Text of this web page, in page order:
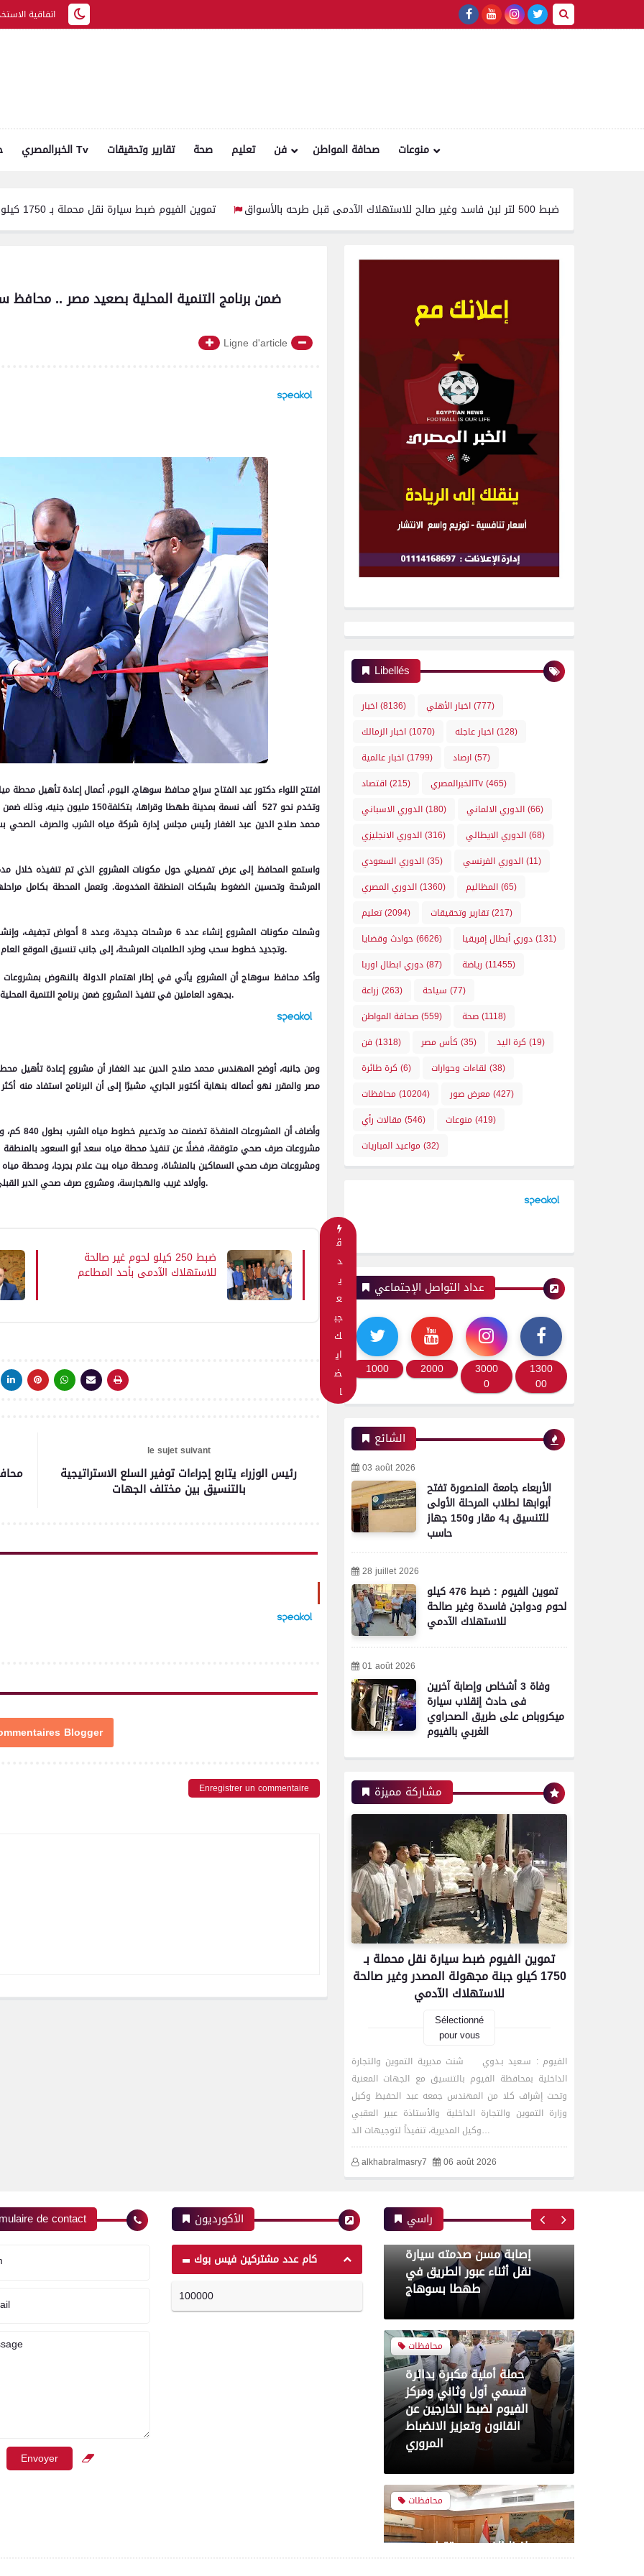
اتفاقية
الخبرالمصري Tv تقارير وتحقيقات صحة تعليم فن صحافة المواطن منوعات
تموين الفيوم ضبط سيارة نقل محملة بـ 1750 كيلو جبنة مجهولة المصدر وغير صالحة للاستهلاك تموين الفيوم ضبط 500 لتر لبن فاسد وغير صالح للاستهلاك الآدمى قبل طرحه بالأسواق
ضمن برنامج التنمية المحلية بصعيد مصر ..
Ligne d'article
وتخدم نحو 527 ألف نسمة بمدينة طهطا
محمد صلاح الدين عبد الغفار رئيس مجلس إدارة شركة مياه الشرب والصرف الصحي
وتجديد خطوط سحب وطرد الطلمبات المرشحة، إلى جانب تنسيق الموقع العام للمحطة بما يواكب الطابع الجمالي والتشغيلي للمشروعات الحديثة.
وأكد محافظ سوهاج أن المشروع يأتي في إطار اهتمام الدولة بالنهوض بمشروعات
بجهود العاملين في تنفيذ المشروع ضمن برنامج التنمية المحلية الذي أسهم في الارتقاء بالعديد من القطاعات الخدمية بالمحافظة.
ومن جانبه، أوضح المهندس محمد صلاح الدين عبد الغفار أن مشروع إعادة تأهيل
ومشروعات صرف صحي السماكين بالمنشاة، ومحطة مياه بيت علام بجرجا، ومحطة
وأولاد غريب والهجارسة، ومشروع صرف صحي الدير القبلي، إلى جانب تنفيذ 33 بئر مياه لخدمة المناطق الساخنة بالمحافظة.
ق
د
ي
ع
جب
ك
اي
ض
ا
ضبط 250 كيلو لحوم غير صالحة
للاستهلاك الآدمي بأحد المطاعم
le sujet suivant
رئيس الوزراء يتابع إجراءات توفير السلع الاستراتيجية
بالتنسيق بين مختلف الجهات
Blogger
Enregistrer un commentaire
Libellés
اخبار(8136) اخبار الأهلي(777)
اخبار الزمالك(1070) اخبار عاجله(128)
اخبار عالمية(1799) ارصاد(57)
اقتصاد(215) الخبرالمصريTv(465)
الدوري الاسباني(180) الدوري الالماني(66)
الدوري الانجليزي(316) الدوري الايطالي(68)
الدوري السعودي(35) الدوري الفرنسي(11)
الدوري المصري(1360) المظاليم(65)
تعليم(2094) تقارير وتحقيقات(217)
حوادث وقضايا(6626) دوري أبطال إفريقيا(131)
دوري ابطال اوربا(87) رياضة (11455)
زراعة (263) سياحة (77)
صحافة المواطن(559) صحة(1118)
فن (1318) كأس مصر (35) كرة اليد (19)
كرة طائرة (6) لقاءات وحوارات (38)
محافظات (10204) معرض صور (427)
مقالات رأي (546) منوعات (419)
مواعيد المباريات (32)
عداد التواصل الإجتماعي
1000 2000 3000
0
1300
00
الشائع
03 août 2026
الأربعاء جامعة المنصورة تفتح
أبوابها لطلاب المرحلة الأولى
للتنسيق بـ4 مقار و150 جهاز
حاسب
28 juillet 2026
تموين الفيوم : ضبط 476 كيلو
لحوم ودواجن فاسدة وغير صالحة
للاستهلاك الآدمي
01 août 2026
وفاة 3 أشخاص وإصابة آخرين
فى حادث إنقلاب سيارة
ميكروباص على طريق الصحراوي
الغربي بالفيوم
مشاركة مميزة
تموين الفيوم ضبط سيارة نقل محملة بـ
1750 كيلو جبنة مجهولة المصدر وغير صالحة
للاستهلاك الآدمي
Sélectionné
pour vous
الفيوم : سـعيد بـدوي شنت مديرية التموين والتجارة
الداخلية بمحافظة الفيوم بالتنسيق مع الجهات المعنية
وتحت إشراف كلا من المهندس جمعه عبد الحفيظ وكيل
وزارة التموين والتجارة الداخلية والأستاذة عبير العقبي
وكيل المديرية، تنفيذاً لتوجيهات الد…
alkhabralmasry7
06 août 2026
de contact الأكورديون
كام عدد مشتركين فيس بوك
100000
راسي
محافظات
تموين الفيوم ضبط سيارة نقل
مجهولة المصدر وغير صالحة
للاستهلاك الآدمي
محافظات
تموين الفيوم ضبط 500 لتر
لبن فاسد وغير صالح
للاستهلاك الآدمى قبل طرحه
بالأسواق
محافظات
مدير أمن سوهاج يواصل
جولاته المفاجئة ويتفقد
الكنائس والأديرة
محافظات
4 كليات بجامعة المنصورة من
بين 10 على مستوى
الجمهورية تتأهل للزيارات
الميدانية بجائزة مصر للتميز
حوادث وقضايا
إصابة مسن صدمته سيارة
نقل أثناء عبور الطريق في
طهطا بسوهاج
محافظات
حملة أمنية مكبرة بدائرة
قسمي أول وثاني ومركز
الفيوم لضبط الخارجين عن
القانون وتعزيز الانضباط
المروري
محافظات
مديرية التربية والتعليم الجديد
لبحث خطط تطوير العملية
التعليمية بالمحافظة